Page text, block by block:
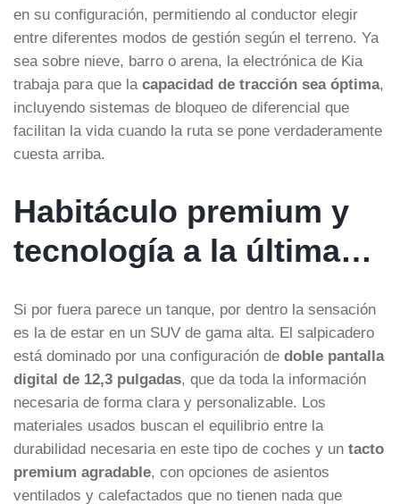
en su configuración, permitiendo al conductor elegir
entre diferentes modos de gestión según el terreno. Ya
sea sobre nieve, barro o arena, la electrónica de Kia
trabaja para que la capacidad de tracción sea óptima,
incluyendo sistemas de bloqueo de diferencial que
facilitan la vida cuando la ruta se pone verdaderamente
cuesta arriba.
Habitáculo premium y
tecnología a la última…
Si por fuera parece un tanque, por dentro la sensación
es la de estar en un SUV de gama alta. El salpicadero
está dominado por una configuración de doble pantalla
digital de 12,3 pulgadas, que da toda la información
necesaria de forma clara y personalizable. Los
materiales usados buscan el equilibrio entre la
durabilidad necesaria en este tipo de coches y un tacto
premium agradable, con opciones de asientos
ventilados y calefactados que no tienen nada que